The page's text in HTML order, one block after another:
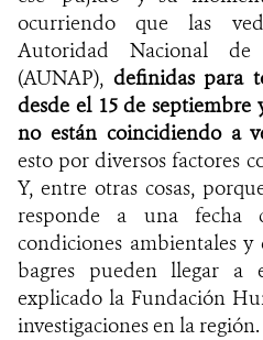
ocurriendo que las
Autoridad Nacional
(AUNAP), definidas para
desde el 15 de septiembre
no están coincidiendo a
esto por diversos factores
Y, entre otras cosas,
responde a una fecha
condiciones ambientales
bagres pueden llegar a
explicado la Fundación
investigaciones en la región.